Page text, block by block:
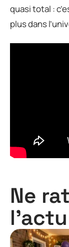
quasi total :
plus dans
Ne
l'actu